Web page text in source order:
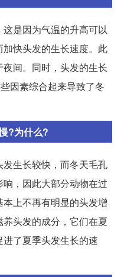
是因为气温的升高可以
快头发的生长速度。此
间。同时，头发的生长
因素综合起来导致了冬
?为什么?
生长较快，而冬天毛孔
，因此大部分动物在过
上不再有明显的头发增
头发的成分，它们在夏
了夏季头发生长的速